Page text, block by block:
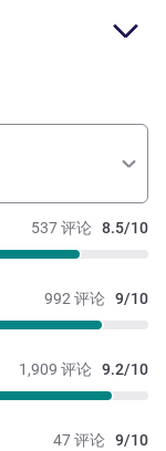
537 评论 8.5/10
992 评论 9/10
1,909 评论 9.2/10
47 评论 9/10